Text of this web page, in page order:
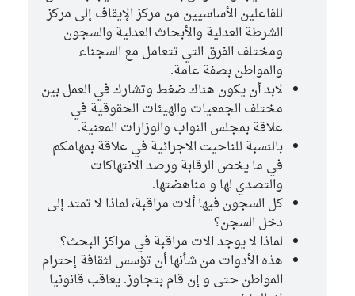
للفاعلين الأساسيين من مركز الإيقاف إلى مركز
الشرطة العدلية والأبحاث العدلية والسجون
ومختلف الفرق التي تتعامل مع السجناء
والمواطن بصفة عامة.
لابد أن يكون هناك ضغط وتشارك في العمل بين
مختلف الجمعيات والهيئات الحقوقية في
علاقة بمجلس النواب والوزارات المعنية.
بالنسبة للناحيت الاجرائية في علاقة بمهامكم
في ما يخص الرقابة ورصد الانتهاكات
والتصدي لها و مناهضتها.
كل السجون فيها ألات مراقبة، لماذا لا تمتد إلى
دخل السجن؟
لماذا لا يوجد الات مراقبة في مراكز البحث؟
هذه الأدوات من شأنها أن تؤسس لثقافة إحترام
المواطن حتى و إن قام بتجاوز. يعاقب قانونيا